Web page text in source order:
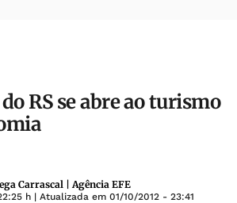
RS se abre ao turismo
Carrascal | Agência EFE
h | Atualizada em 01/10/2012 - 23:41